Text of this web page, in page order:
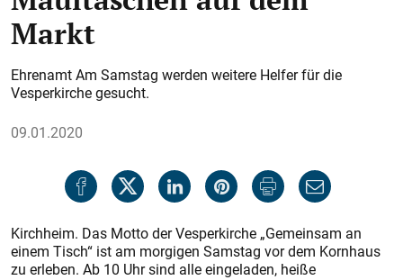
Markt
Ehrenamt Am Samstag werden weitere Helfer für die
Vesperkirche gesucht.
09.01.2020
Kirchheim. Das Motto der Vesperkirche „Gemeinsam an
einem Tisch“ ist am morgigen Samstag vor dem Kornhaus
zu erleben. Ab 10 Uhr sind alle eingeladen, heiße